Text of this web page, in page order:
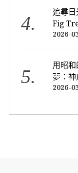
追尋日
Fig
2026-
用昭
夢：
2026-